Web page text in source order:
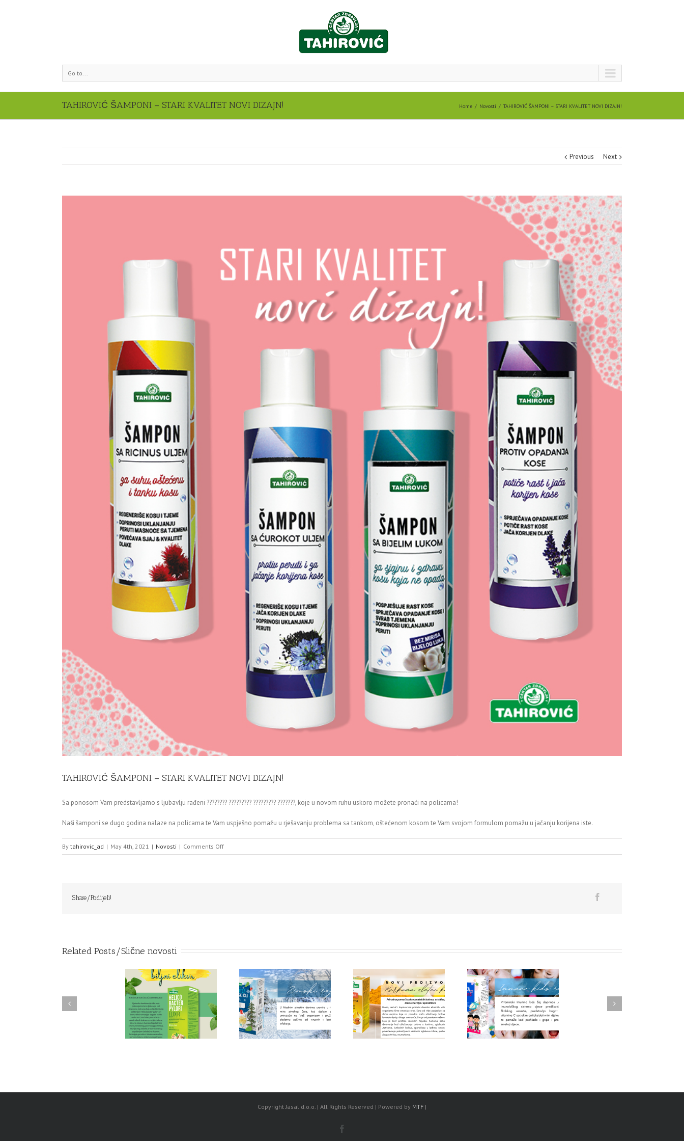
Go to...
TAHIROVIĆ ŠAMPONI – STARI KVALITET NOVI DIZAJN! Home Novosti TAHIROVIĆ ŠAMPONI – STARI KVALITET NOVI DIZAJN!
Previous Next
TAHIROVIĆ ŠAMPONI – STARI KVALITET NOVI DIZAJN!
Sa ponosom Vam predstavljamo s ljubavlju rađeni ???????? ????????? ????????? ???????, koje u novom ruhu uskoro možete pronaći na policama!
Naši šamponi se dugo godina nalaze na policama te Vam uspješno pomažu u rješavanju problema sa tankom, oštećenom kosom te Vam svojom formulom pomažu u jačanju korijena iste.
By tahirovic_ad | May 4th, 2021 | Novosti | Comments Offon
TAHIROVIĆ
Share/Podijeli!
Related Posts/Slične novosti
BILJNI ELIKSIR –
NOVO – Zimski čaj
NOVI PROIZVOD – Kurkuma
zlatne kapi
NOVO – Immuno kids čaj
NOVI PROIZVOD – ĐUMBIR
Copyright Jasal d.o.o. | All Rights Reserved | Powered by MTF |